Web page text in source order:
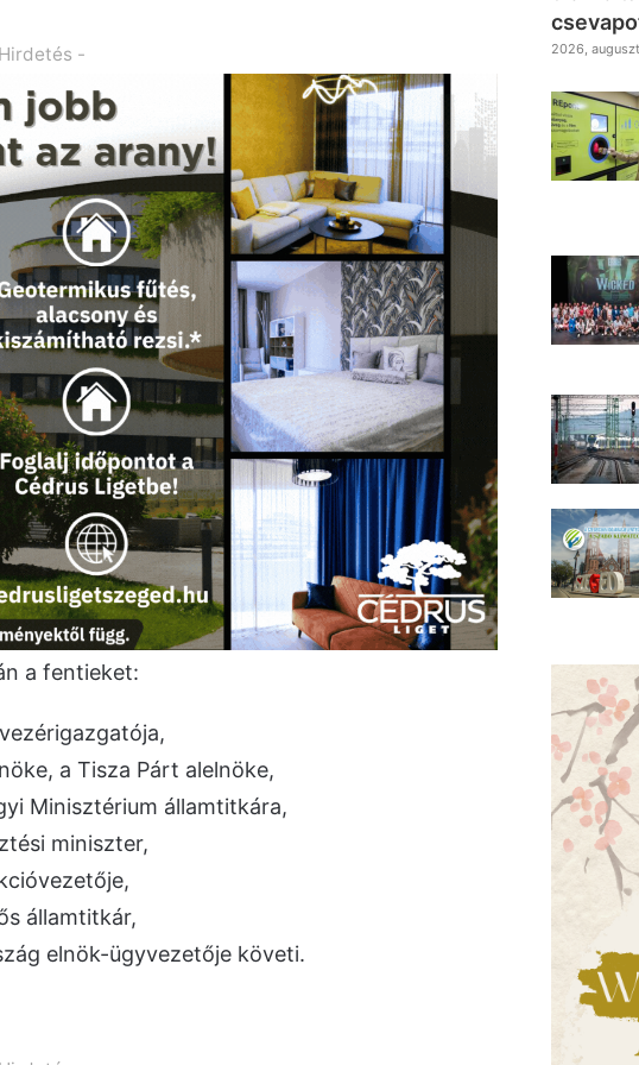
-
a fentieket:
a Tisza Párt alelnöke,
Minisztérium államtitkára,
miniszter,
államtitkár,
elnök-ügyvezetője követi.
2026,